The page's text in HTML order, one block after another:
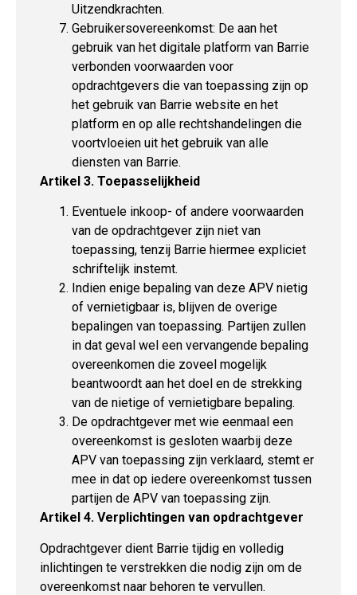
Uitzendkrachten.
Gebruikersovereenkomst: De aan het
gebruik van het digitale platform van Barrie
verbonden voorwaarden voor
opdrachtgevers die van toepassing zijn op
het gebruik van Barrie website en het
platform en op alle rechtshandelingen die
voortvloeien uit het gebruik van alle
diensten van Barrie.
Artikel 3. Toepasselijkheid
Eventuele inkoop- of andere voorwaarden
van de opdrachtgever zijn niet van
toepassing, tenzij Barrie hiermee expliciet
schriftelijk instemt.
Indien enige bepaling van deze APV nietig
of vernietigbaar is, blijven de overige
bepalingen van toepassing. Partijen zullen
in dat geval wel een vervangende bepaling
overeenkomen die zoveel mogelijk
beantwoordt aan het doel en de strekking
van de nietige of vernietigbare bepaling.
De opdrachtgever met wie eenmaal een
overeenkomst is gesloten waarbij deze
APV van toepassing zijn verklaard, stemt er
mee in dat op iedere overeenkomst tussen
partijen de APV van toepassing zijn.
Artikel 4. Verplichtingen van opdrachtgever
Opdrachtgever dient Barrie tijdig en volledig
inlichtingen te verstrekken die nodig zijn om de
overeenkomst naar behoren te vervullen.